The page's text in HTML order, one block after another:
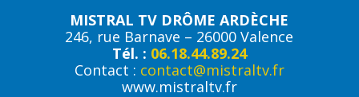
MISTRAL TV DRÔME ARDÈCHE
246, rue Barnave – 26000 Valence
Tél. : 06.18.44.89.24
Contact : contact@mistraltv.fr
www.mistraltv.fr